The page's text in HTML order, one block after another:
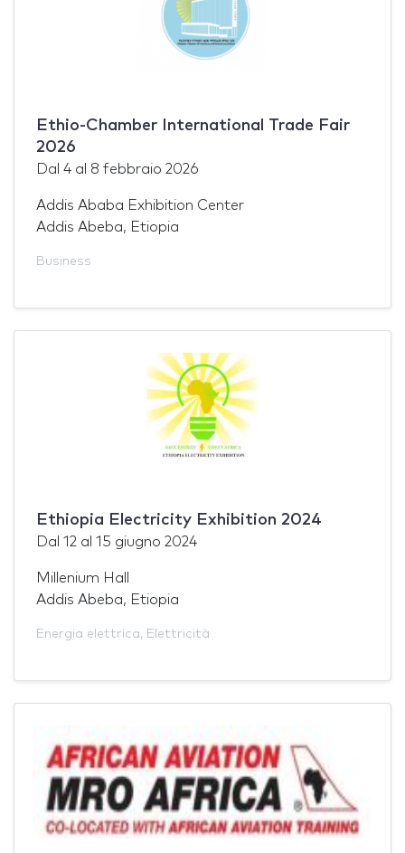
Ethio-Chamber International Trade Fair
2026
Dal 4 al 8 febbraio 2026
Addis Ababa Exhibition Center
Addis Abeba, Etiopia
Business
Ethiopia Electricity Exhibition 2024
Dal 12 al 15 giugno 2024
Millenium Hall
Addis Abeba, Etiopia
Energia elettrica, Elettricità